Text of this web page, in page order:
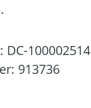
DC-100002514
913736